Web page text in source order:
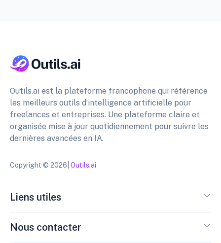
Outils.ai est la plateforme francophone qui référence
les meilleurs outils d’intelligence artificielle pour
freelances et entreprises. Une plateforme claire et
organisée mise à jour quotidiennement pour suivre les
dernières avancées en IA.
Copyright © 2026| Outils.ai
Liens utiles
Nous contacter